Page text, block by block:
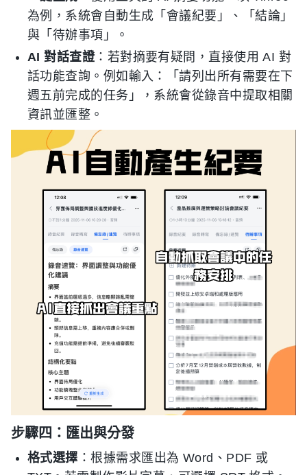
為例，系統會自動生成「會議紀要」、「結論」
與「待辦事項」。
AI 對話查證：若對摘要有疑問，直接使用 AI 對
話功能查詢。例如輸入：「請列出所有需要在下
週五前完成的任务」，系統會從錄音中提取相關
資訊並匯整。
步驟四：匯出與分發
格式選擇 ：根據需求匯出為 Word、PDF 或